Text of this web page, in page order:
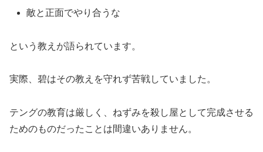
敵と正面でやり合うな
という教えが語られています。
実際、碧はその教えを守れず苦戦していました。
テングの教育は厳しく、ねずみを殺し屋として完成させる
ためのものだったことは間違いありません。